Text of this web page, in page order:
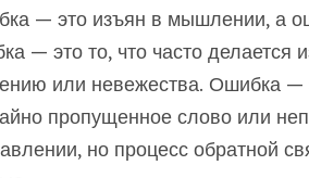
— это изъян в мышлении, а
— это то, что часто делается
или невежества. Ошибка —
пропущенное слово или
но процесс обратной